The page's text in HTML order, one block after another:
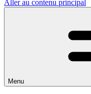
Aller au contenu principal
Menu